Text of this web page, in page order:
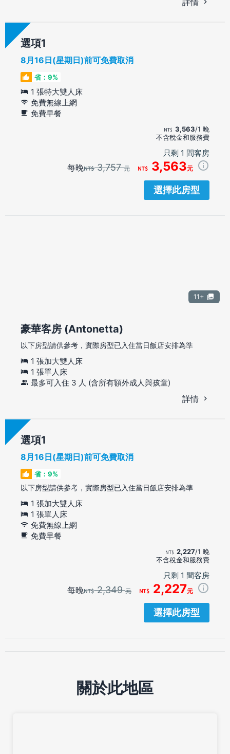
選項
8月16日(星期日)前可免費取消
省：9%
1 張特大雙人床
免費無線上網
免費早餐
3,563/1 晚
不含稅金和服務費
只剩 1 間客房
每晚 3,757元 3,563元
選擇此房型
11+
豪華客房 (Antonetta)
以下房型請供參考，實際房型已入住當日飯店安排為準
1 張加大雙人床
1 張單人床
最多可入住 3 人 (含所有額外成人與孩童)
詳情
選項
8月16日(星期日)前可免費取消
省：9%
以下房型請供參考，實際房型已入住當日飯店安排為準
1 張加大雙人床
1 張單人床
免費無線上網
免費早餐
2,227/1 晚
不含稅金和服務費
只剩 1 間客房
每晚 2,349元 2,227元
選擇此房型
關於此地區